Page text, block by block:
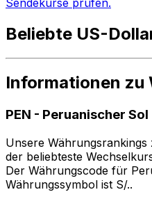
Beliebte US-
Informationen zu
PEN - Peruanischer Sol
Unsere Währungsrankings
der beliebteste
Der Währungscode für
Währungssymbol ist S/..